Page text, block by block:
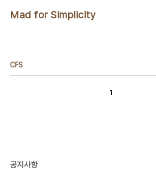
Mad for Simplicity
CFS
1
공지사항